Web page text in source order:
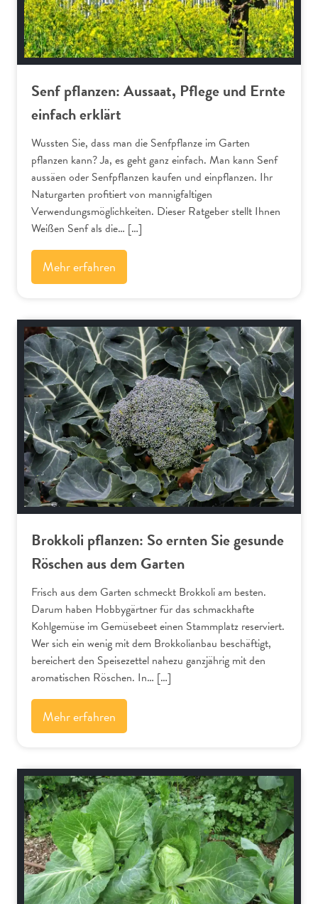
Senf pflanzen: Aussaat, Pflege und Ernte
einfach erklärt
Wussten Sie, dass man die Senfpflanze im Garten
pflanzen kann? Ja, es geht ganz einfach. Man kann Senf
aussäen oder Senfpflanzen kaufen und einpflanzen. Ihr
Naturgarten profitiert von mannigfaltigen
Verwendungsmöglichkeiten. Dieser Ratgeber stellt Ihnen
Weißen Senf als die… […]
Mehr erfahren
Gemüse und Salat
Brokkoli pflanzen: So ernten Sie gesunde
Röschen aus dem Garten
Frisch aus dem Garten schmeckt Brokkoli am besten.
Darum haben Hobbygärtner für das schmackhafte
Kohlgemüse im Gemüsebeet einen Stammplatz reserviert.
Wer sich ein wenig mit dem Brokkolianbau beschäftigt,
bereichert den Speisezettel nahezu ganzjährig mit den
aromatischen Röschen. In… […]
Mehr erfahren
Gemüse und Salat